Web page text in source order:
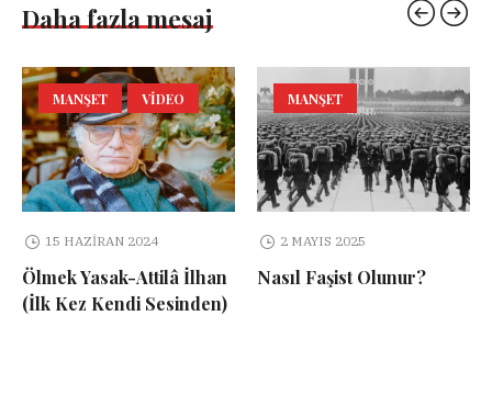
Daha fazla mesaj
MANŞET VIDEO
15 HAZIRAN 2024
Ölmek Yasak-Attilâ İlhan
(İlk Kez Kendi Sesinden)
MANŞET
2 MAYIS 2025
Nasıl Faşist Olunur?